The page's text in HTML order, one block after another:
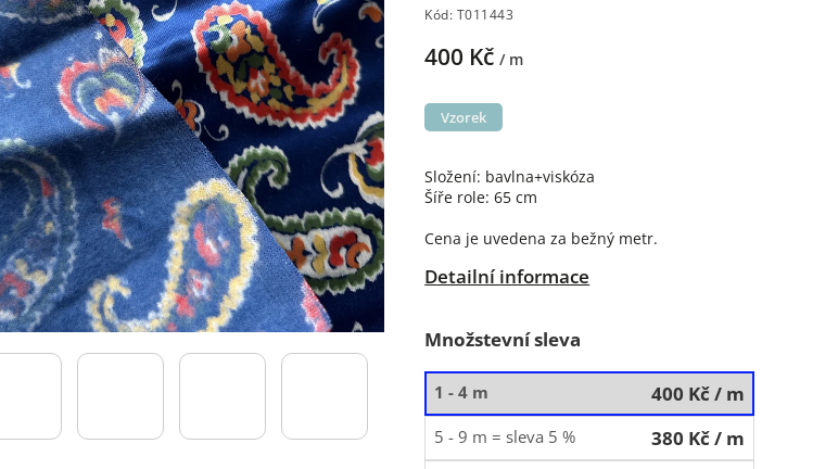
Kód: T011443
400 Kč/ m
Složení: bavlna+viskóza
Šíře role: 65 cm
Cena je uvedena za bežný metr.
Detailní informace
Vzorek
Množstevní sleva
1 - 4 m 400 Kč/ m
5 - 9 m = sleva 5 % 380 Kč/ m